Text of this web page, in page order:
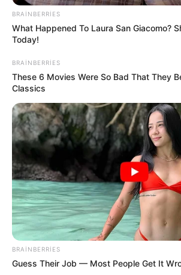
0 0
BRAINBERRIES
What Happened To Laura San Giacomo?
Today!
BRAINBERRIES
These 6 Movies Were So Bad That They
Classics
BRAINBERRIES
Guess Their Job — Most People Get It